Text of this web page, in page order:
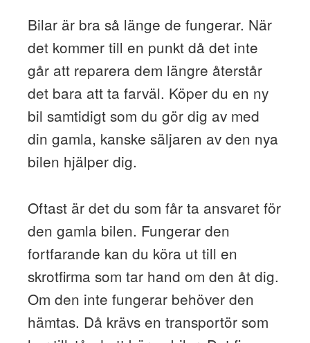
Bilar är bra så länge de fungerar. När
det kommer till en punkt då det inte
går att reparera dem längre återstår
det bara att ta farväl. Köper du en ny
bil samtidigt som du gör dig av med
din gamla, kanske säljaren av den nya
bilen hjälper dig.
Oftast är det du som får ta ansvaret för
den gamla bilen. Fungerar den
fortfarande kan du köra ut till en
skrotfirma som tar hand om den åt dig.
Om den inte fungerar behöver den
hämtas. Då krävs en transportör som